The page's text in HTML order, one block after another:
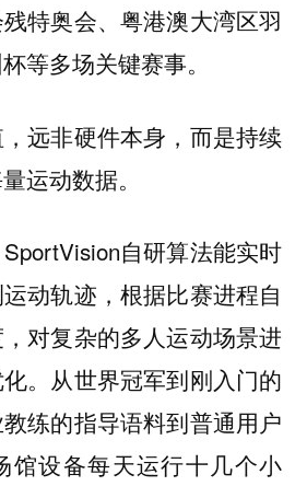
特奥会、粤港澳大湾区羽
等多场关键赛事。
远非硬件本身，而是持续
运动数据。
自研算法能实时
动轨迹，根据比赛进程自
对复杂的多人运动场景进
。从世界冠军到刚入门的
练的指导语料到普通用户
馆设备每天运行十几个小